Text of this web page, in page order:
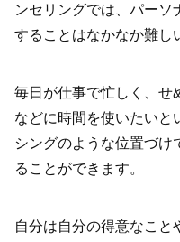
ンセリングでは、パーソ
することはなかなか難し
毎日が仕事で忙しく、せ
などに時間を使いたいと
シングのような位置づけ
ることができます。
自分は自分の得意なこと